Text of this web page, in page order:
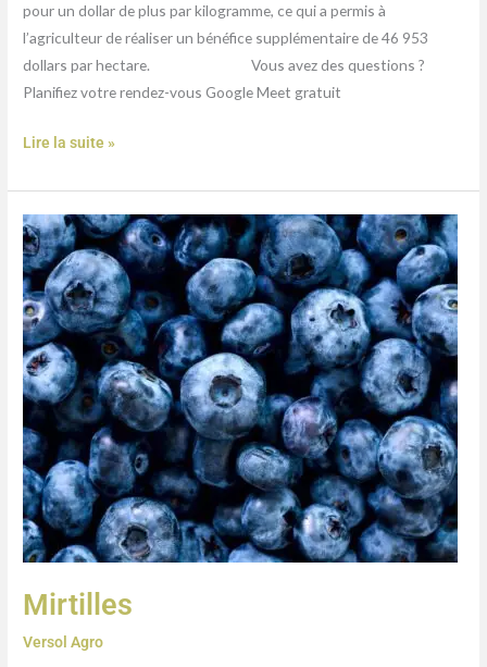
pour un dollar de plus par kilogramme, ce qui a permis à
l’agriculteur de réaliser un bénéfice supplémentaire de 46 953
dollars par hectare. Vous avez des questions ?
Planifiez votre rendez-vous Google Meet gratuit
Lire la suite »
Mirtilles
Versol Agro
Mirtilles